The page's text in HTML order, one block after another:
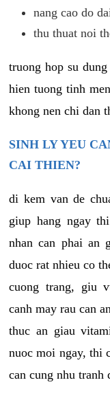
nang cao do
thu thuat noi
truong hop su
hien tuong tinh
khong nen chi dan
SINH LY YEU
CAI THIEN?
di kem van de
giup hang ngay
nhan can phai an
duoc rat nhieu co
cuong trang, giu
canh may rau can
thuc an giau
nuoc moi ngay, thi
can cung nhu tranh